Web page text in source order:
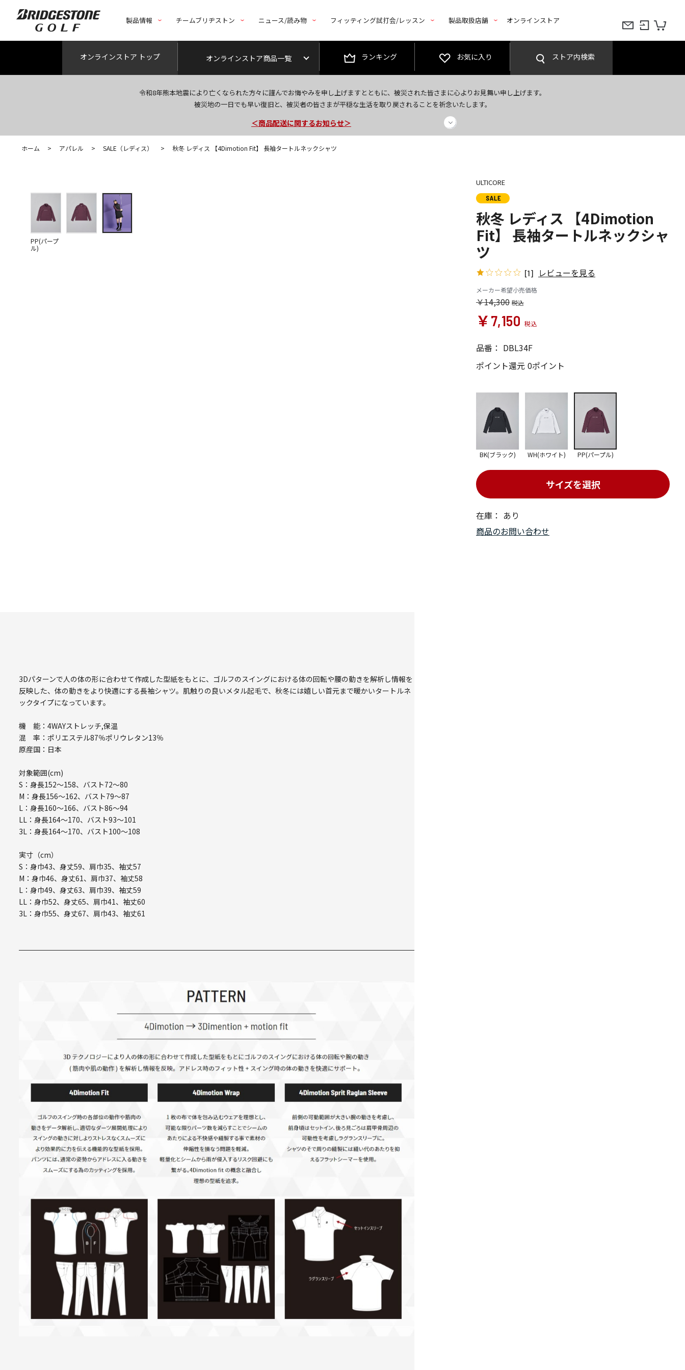
製品情報 チームブリヂストン ニュース/読み物 フィッティング試打会/レッスン 製品取扱店舗 オンラインストア
オンラインストア トップ オンラインストア商品一覧 ランキング お気に入り ストア内検索
令和8年熊本地震により亡くなられた方々に謹んでお悔やみを申し上げますとともに、被災された皆さまに心よりお見舞い申し上げます。
被災地の一日でも早い復旧と、被災者の皆さまが平穏な生活を取り戻されることを祈念いたします。
今なら新規会員登録で1,000円OFFクーポンプレゼント！
＜商品配送に関するお知らせ＞
＜夏季休暇中のご注文・発送・お問い合わせ＞
ホーム > アパレル > SALE（レディス） > 秋冬 レディス 【4Dimotion Fit】 長袖タートルネックシャツ
PP(パープ
ル)
ULTICORE
秋冬 レディス 【4Dimotion
Fit】 長袖タートルネックシャ
ツ
[1] レビューを見る
メーカー希望小売価格
￥14,300
￥7,150
品番： DBL34F
ポイント還元 0ポイント
在庫： あり
サイズを選択
BK(ブラック) WH(ホワイト) PP(パープル)
商品のお問い合わせ
3Dパターンで人の体の形に合わせて作成した型紙をもとに、ゴルフのスイングにおける体の回転や腰の動きを解析し情報を
反映した、体の動きをより快適にする長袖シャツ。肌触りの良いメタル起毛で、秋冬には嬉しい首元まで暖かいタートルネ
ックタイプになっています。
機 能：4WAYストレッチ,保温
混 率：ポリエステル87％ポリウレタン13％
原産国：日本
対象範囲(cm)
S：身長152～158、バスト72～80
M：身長156～162、バスト79～87
L：身長160～166、バスト86～94
LL：身長164～170、バスト93～101
3L：身長164～170、バスト100～108
実寸（cm）
S：身巾43、身丈59、肩巾35、袖丈57
M：身巾46、身丈61、肩巾37、袖丈58
L：身巾49、身丈63、肩巾39、袖丈59
LL：身巾52、身丈65、肩巾41、袖丈60
3L：身巾55、身丈67、肩巾43、袖丈61